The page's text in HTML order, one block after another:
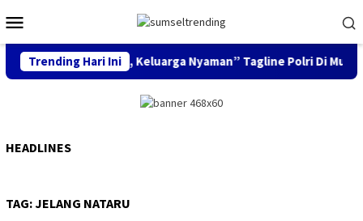
to
contentMenu
Trending Hari Ini
“Mudik Aman, Keluarga Nyaman” Tagline Polri Di Musim
HEADLINES
TAG:JELANG NATARU